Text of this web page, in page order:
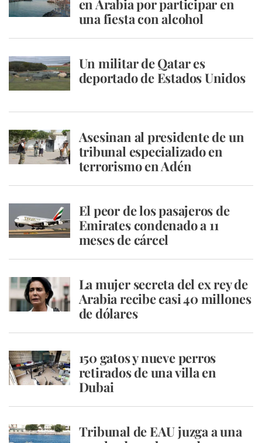
en Arabia por participar en
una fiesta con alcohol
Un militar de Qatar es
deportado de Estados Unidos
Asesinan al presidente de un
tribunal especializado en
terrorismo en Adén
El peor de los pasajeros de
Emirates condenado a 11
meses de cárcel
La mujer secreta del ex rey de
Arabia recibe casi 40 millones
de dólares
150 gatos y nueve perros
retirados de una villa en
Dubai
Tribunal de EAU juzga a una